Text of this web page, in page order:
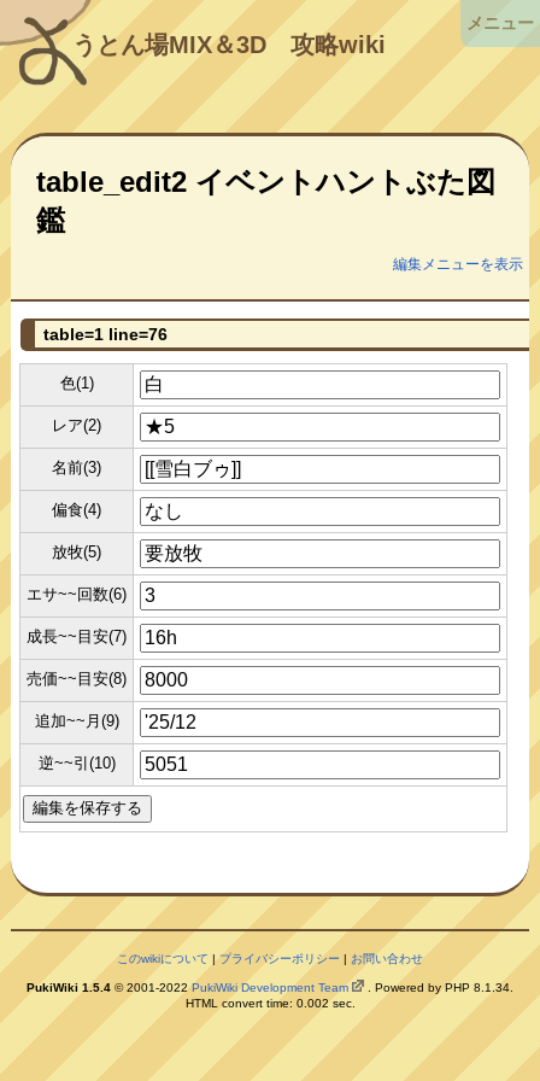
うとん場MIX＆3D攻略wiki
table_edit2 イベントハントぶた図
鑑
編集メニューを表示
table=1 line=76
色(1)
レア(2)
名前(3)
偏食(4)
放牧(5)
エサ~~回数(6)
成長~~目安(7)
売価~~目安(8)
追加~~月(9)
逆~~引(10)
このwikiについて |プライバシーポリシー | お問い合わせ
PukiWiki 1.5.4 © 2001-2022PukiWiki Development Team
. Powered by PHP 8.1.34.
HTML convert time: 0.002 sec.
メニュー